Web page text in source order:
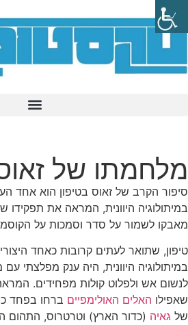
מלחמתו של
סיפור הקרב של זאוס בטיפון הוא אחד
במיתולוגיה היוונית, המראה את תפקידו
מאבקו לשמור על סדר וסמכות על
טיפון, שתואר לעתים קרובות כאחד
במיתולוגיה היוונית, היה ענק מפלצתי
לנשום אש ולפלוט קולות מפחידים.
שאפילו האלים האולימפיים ברחו בפחד
של גאיה (כדור הארץ) וטרטרוס, התהום